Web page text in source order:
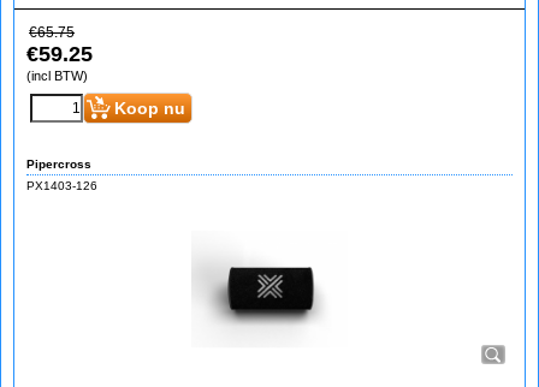
€65.75
€59.25
(incl BTW)
Koop nu
Pipercross
PX1403-126